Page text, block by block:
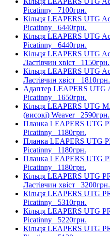
Picatinny 7100грн.
Кільця LEAPERS UTG
Picatinny 6440грн.
Кільця LEAPERS UTG
Picatinny 6440грн.
Кільця LEAPERS UTG
Ластівчин хвіст 1150грн.
Кільця LEAPERS UTG
Ластівчин хвіст 1810грн.
Адаптер LEAPERS UTG
Picatinny 1650грн.
Кільця LEAPERS UTG
(високі) Weaver 2590грн.
Планка LEAPERS UTG
Picatinny 1180грн.
Планка LEAPERS UTG
Picatinny 1180грн.
Планка LEAPERS UTG
Picatinny 1180грн.
Кільця LEAPERS UTG
Ластівчин хвіст 3200грн.
Кільця LEAPERS UTG
Picatinny 5310грн.
Кільця LEAPERS UTG
Picatinny 5220грн.
Кільця LEAPERS UTG